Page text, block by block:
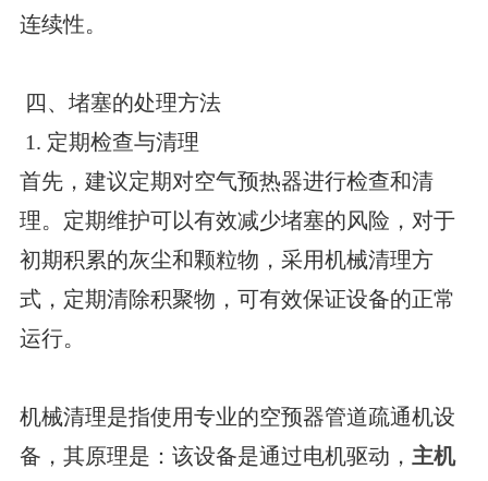
连续性。
四、堵塞的处理方法
1. 定期检查与清理
首先，建议定期对空气预热器进行检查和清
理。定期维护可以有效减少堵塞的风险，对于
初期积累的灰尘和颗粒物，采用机械清理方
式，定期清除积聚物，可有效保证设备的正常
运行。
机械清理是指使用专业的空预器管道疏通机设
备，其原理是： 该设备是通过电机驱动， 主机